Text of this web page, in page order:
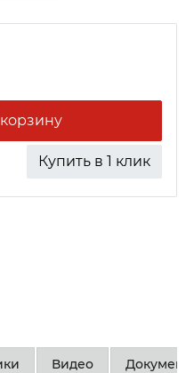
Купить в 1 клик
Видео